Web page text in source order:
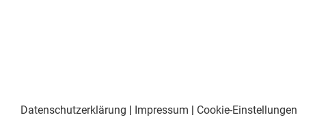
Datenschutzerklärung | Impressum | Cookie-Einstellungen